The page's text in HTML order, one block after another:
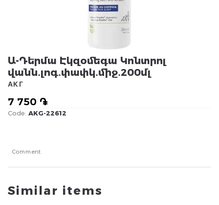
Ա-Դերմա Էկզօմեգա Կոնտրոլ
վանն․լոգ․փափկ․միջ․200մլ
7 750 ֏
АКГ
Code: AKG-22612
Comment
Similar items